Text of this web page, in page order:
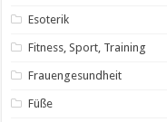
Esoterik
Fitness, Sport, Training
Frauengesundheit
Füße